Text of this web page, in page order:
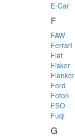
E-Car
F
FAW
Ferrari
Fiat
Fisker
Flanker
Ford
Foton
FSO
Fuqi
G